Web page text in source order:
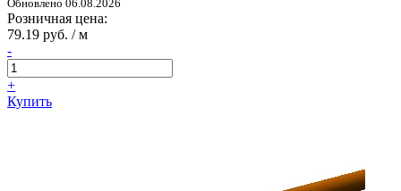
Обновлено 06.08.2026
Розничная цена:
79.19 руб. / м
-
+
Купить